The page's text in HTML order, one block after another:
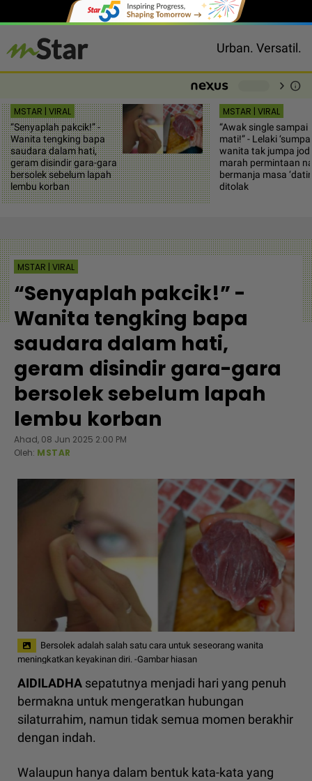
Urban. Versatil.
chevron_right info
MSTAR | VIRAL
“Senyaplah pakcik!” -
Wanita tengking bapa
saudara dalam hati,
geram disindir gara-gara
bersolek sebelum lapah
lembu korban
MSTAR | VIRAL
“Awak single sampai
mati!” - Lelaki
wanita tak jumpa
marah permintaan
bermanja masa
ditolak
MSTAR | VIRAL
“Senyaplah pakcik!” -
Wanita tengking bapa
saudara dalam hati,
geram disindir gara-gara
bersolek sebelum lapah
lembu korban
Ahad, 08 Jun 2025 2:00 PM
Oleh: MSTAR
Bersolek adalah salah satu cara untuk seseorang wanita
meningkatkan keyakinan diri. -Gambar hiasan
AIDILADHA sepatutnya menjadi hari yang penuh
bermakna untuk mengeratkan hubungan
silaturrahim, namun tidak semua momen berakhir
dengan indah.
Walaupun hanya dalam bentuk kata-kata yang